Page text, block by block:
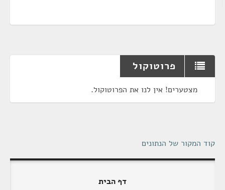
פרוטוקול
מצטערים! אין לנו את הפרוטוקול.
קוד המקור של הנתונים
דף הבית